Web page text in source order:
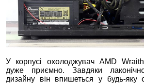
У корпусі охолоджувач AMD
дуже приємно. Завдяки
дизайну він впишеться у будь-яку